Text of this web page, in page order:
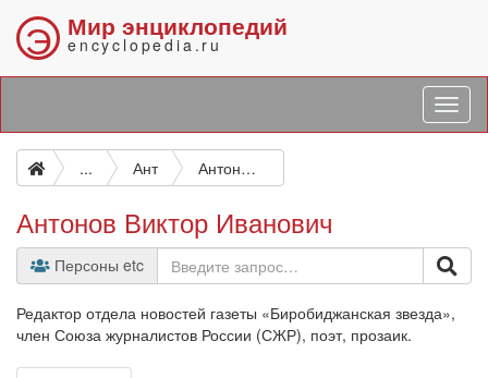
Э Мир энциклопедий
encyclopedia.ru
... Ант Антонов Виктор Иванович
Антонов Виктор Иванович
Персоны etc
Редактор отдела новостей газеты «Биробиджанская звезда»,
член Союза журналистов России (СЖР), поэт, прозаик.